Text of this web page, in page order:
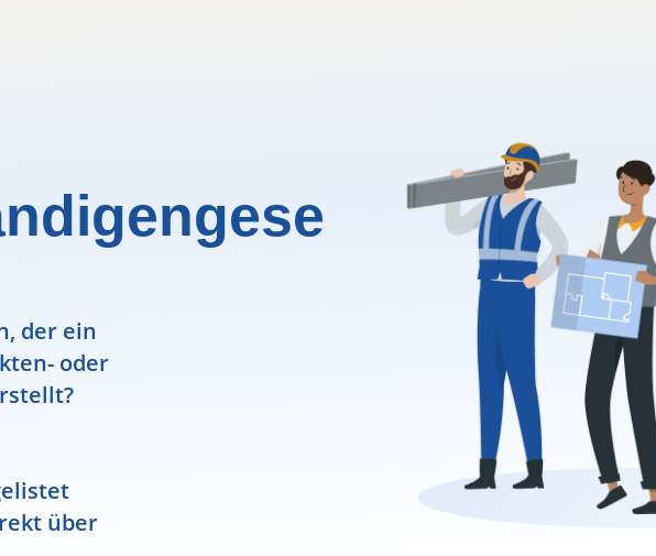
der ein
oder
über